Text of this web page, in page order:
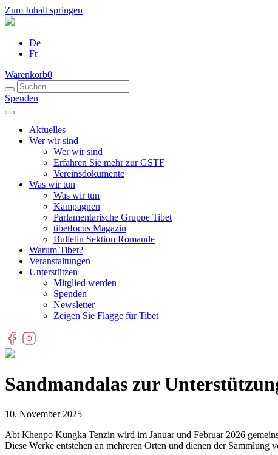
Zum Inhalt springen
De
Fr
Warenkorb0
Spenden
Aktuelles
Wer wir sind
Wer wir sind
Erfahren Sie mehr zur GSTF
Vereinsdokumente
Was wir tun
Was wir tun
Kampagnen
Parlamentarische Gruppe Tibet
tibetfocus Magazin
Bulletin Sektion Romande
Warum Tibet?
Veranstaltungen
Unterstützen
Mitglied werden
Spenden
Newsletter
Zeigen Sie Flagge für Tibet
Sandmandalas zur
10. November 2025
Abt Khenpo Kungka Tenzin wird im Januar und Februar 2026
Diese Werke entstehen an mehreren Orten und dienen der Sammlung